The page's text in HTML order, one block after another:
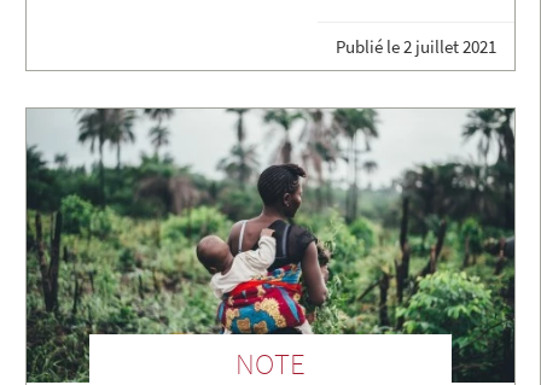
Publié le2 juillet 2021
NOTE